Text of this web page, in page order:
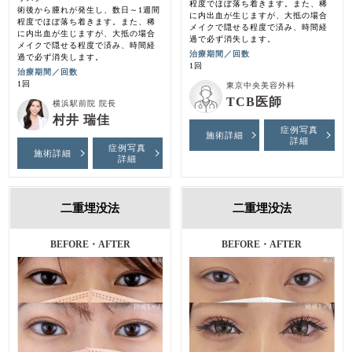
術後から腫れが発生し、数日～1週間
程度でほぼ落ち着きます。また、稀
に内出血が生じますが、大抵の場合
メイクで隠せる程度で済み、時間経
過で必ず消失します。
治療期間／回数
1回
横浜駅前院 院長
村井 瑞佳
施術詳細
症例写真
詳細
程度でほぼ落ち着きます。また、稀
に内出血が生じますが、大抵の場合
メイクで隠せる程度で済み、時間経
過で必ず消失します。
治療期間／回数
1回
東京中央美容外科
TCB医師
施術詳細
症例写真
詳細
二重埋没法
BEFORE・AFTER
二重埋没法
BEFORE・AFTER